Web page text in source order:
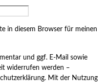
in diesem Browser für meinen
und ggf. E-Mail sowie
widerrufen werden –
Mit der Nutzung